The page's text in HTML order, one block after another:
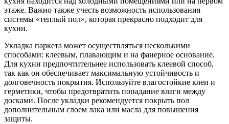
этаже. Важно также учесть возможность использования
системы «теплый пол», которая прекрасно подходит для
кухни.
Укладка паркета может осуществляться несколькими
способами: клеевым, плавающим и на фанерное основание.
Для кухни предпочтительнее использовать клеевой способ,
так как он обеспечивает максимальную устойчивость и
долговечность покрытия. Используйте влагостойкие клеи и
герметики, чтобы предотвратить попадание влаги между
досками. После укладки рекомендуется покрыть пол
дополнительным слоем лака или масла для повышения
защиты.